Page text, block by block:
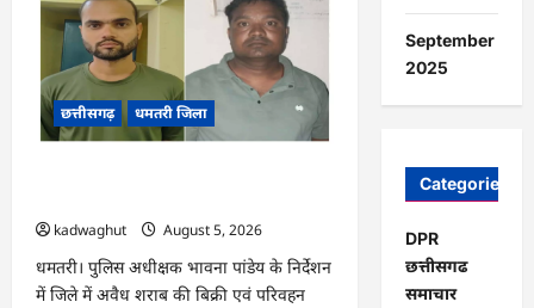
प्रदेश
में
गौधामों
होगी
स्थापना
…
छत्तीसगढ़ धमतरी जिला
kadwaghut
August 5, 2026
धमतरी। पुलिस अधीक्षक भावना पांडेय के निर्देशन
में जिले में अवैध शराब की बिक्री एवं परिवहन
September
2025
Categories
DPR
छत्तीसगढ
समाचार